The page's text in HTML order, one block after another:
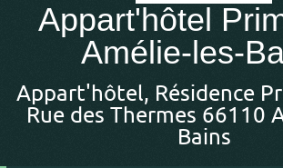
Appart'hôtel
Amélie-les-
Appart'hôtel, Résidence
Rue des Thermes 66110
Bains